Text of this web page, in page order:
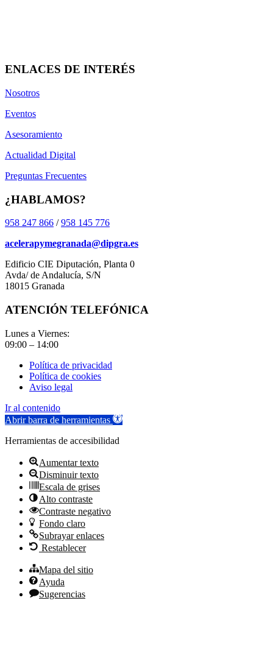
ENLACES DE INTERÉS
Nosotros
Eventos
Asesoramiento
Actualidad Digital
Preguntas Frecuentes
¿HABLAMOS?
958 247 866 /958 145 776
acelerapymegranada@dipgra.es
Edificio CIE Diputación, Planta 0
Avda/ de Andalucía, S/N
18015 Granada
ATENCIÓN TELEFÓNICA
Lunes a Viernes:
09:00 – 14:00
Política de privacidad
Política de cookies
Aviso legal
Ir al contenido
Abrir barra de herramientas
Herramientas de accesibilidad
Aumentar texto
Disminuir texto
Escala de grises
Alto contraste
Contraste negativo
Fondo claro
Subrayar enlaces
Restablecer
Mapa del sitio
Ayuda
Sugerencias